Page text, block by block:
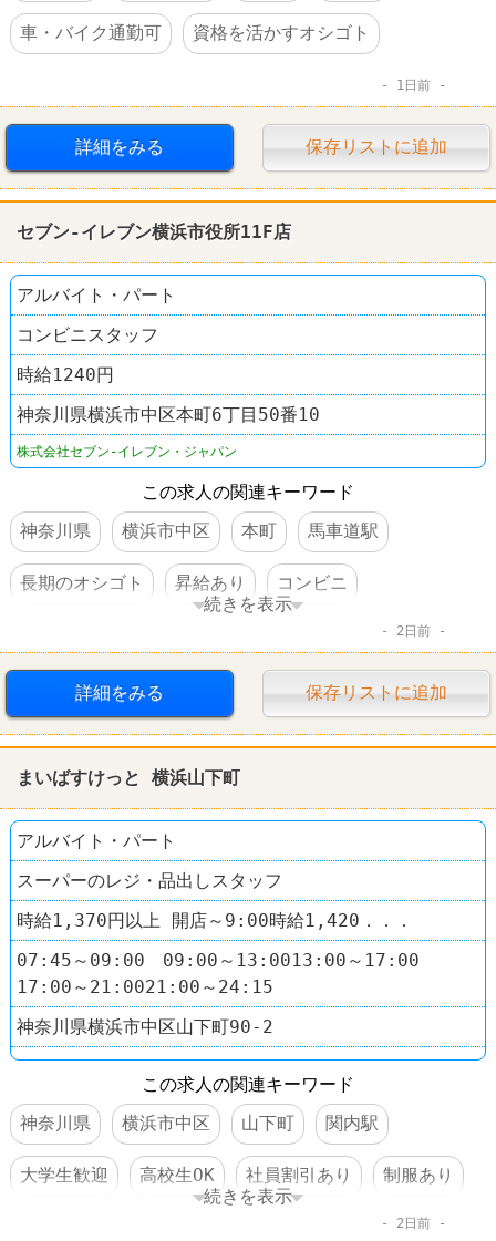
車・バイク通勤可 資格を活かすオシゴト
1日前
詳細をみる 保存リストに追加
セブン-イレブン横浜市役所11F店
アルバイト・パート
コンビニスタッフ
時給1240円
神奈川県横浜市中区本町6丁目50番10
株式会社セブン-イレブン・ジャパン
この求人の関連キーワード
神奈川県
横浜市中区 本町 馬車道駅
長期のオシゴト 昇給あり コンビニ
続きを表示
2日前
詳細をみる 保存リストに追加
まいばすけっと 横浜山下町
アルバイト・パート
スーパーのレジ・品出しスタッフ
時給1,370円以上 開店～9:00時給1,420．．．
07:45～09:00 09:00～13:0013:00～17:00
17:00～21:0021:00～24:15
神奈川県横浜市中区山下町90-2
この求人の関連キーワード
神奈川県
横浜市中区 山下町 関内駅
大学生歓迎 高校生OK 社員割引あり 制服あり
スーパー
続きを表示
2日前